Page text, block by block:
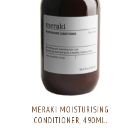
MERAKI MOISTURISING
CONDITIONER, 490ML.